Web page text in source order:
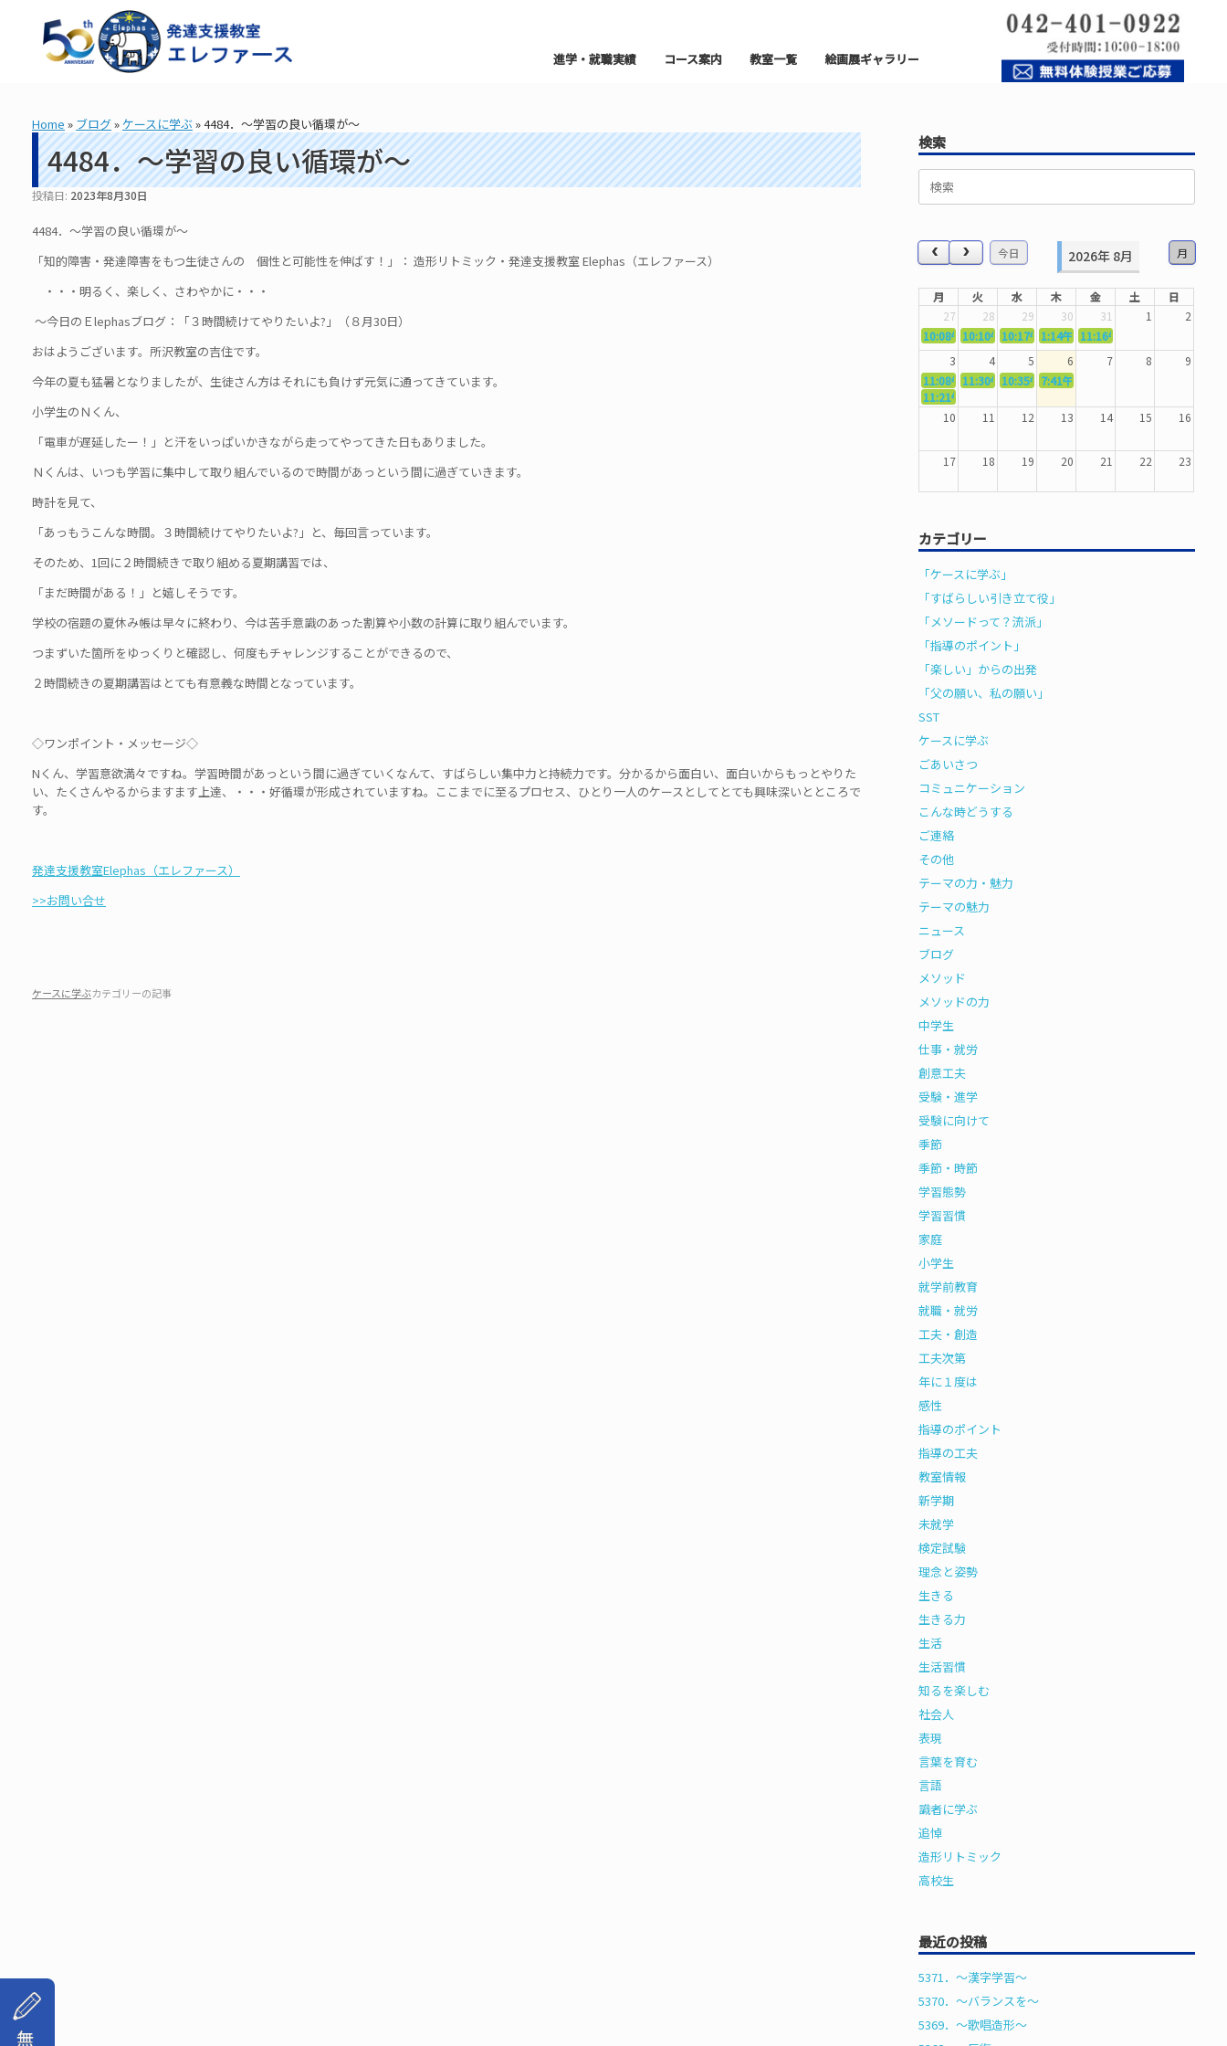
進学・就職実績 コース案内 教室一覧 絵画展ギャラリー
Home » ブログ»ケースに学ぶ »4484．～学習の良い循環が～
4484．～学習の良い循環が～
投稿日: 2023年8月30日
4484．～学習の良い循環が～
「知的障害・発達障害をもつ生徒さんの 個性と可能性を伸ばす！」： 造形リトミック・発達支援教室 Elephas（エレファース）
・・・明るく、楽しく、さわやかに・・・
～今日のＥlephasブログ：「３時間続けてやりたいよ?」（８月30日）
おはようございます。所沢教室の吉住です。
今年の夏も猛暑となりましたが、生徒さん方はそれにも負けず元気に通ってきています。
小学生のＮくん、
「電車が遅延したー！」と汗をいっぱいかきながら走ってやってきた日もありました。
Ｎくんは、いつも学習に集中して取り組んでいるので時間があっという間に過ぎていきます。
時計を見て、
「あっもうこんな時間。３時間続けてやりたいよ?」と、毎回言っています。
そのため、1回に２時間続きで取り組める夏期講習では、
「まだ時間がある！」と嬉しそうです。
学校の宿題の夏休み帳は早々に終わり、今は苦手意識のあった割算や小数の計算に取り組んでいます。
つまずいた箇所をゆっくりと確認し、何度もチャレンジすることができるので、
２時間続きの夏期講習はとても有意義な時間となっています。
◇ワンポイント・メッセージ◇
Nくん、学習意欲満々ですね。学習時間があっという間に過ぎていくなんて、すばらしい集中力と持続力です。分かるから面白い、面白いからもっとやりた
い、たくさんやるからますます上達、・・・好循環が形成されていますね。ここまでに至るプロセス、ひとり一人のケースとしてとても興味深いとところで
す。
発達支援教室Elephas（エレファース）
>>お問い合せ
ケースに学ぶカテゴリーの記事
検索
検
今日 月
2026年 8月
月 火 水 木 金 土
日
27
28 29 30 31 1
2
10:08午前5362．～国語力を〜
10:10午前5363．～自信を〜
10:17午前5364．～信じて待つ〜
1:14午後5365．～計画的に〜
11:16午前
3
4 5 6 7 8
9
11:08午前5367．～機能を育てる〜
11:30午前5369．～歌唱造形〜
10:35午前5370．～バランスを〜
7:41午前
11:21午前
10
11 12 13 14 15 16
17 18 19 20 21 22 23
31 1 2 3 4 5 6
カテゴリー
「ケースに学ぶ」
「すばらしい引き立て役」
「メソードって？流派」
「指導のポイント」
「楽しい」からの出発
「父の願い、私の願い」
SST
ケースに学ぶ
ごあいさつ
コミュニケーション
こんな時どうする
ご連絡
その他
テーマの力・魅力
テーマの魅力
ニュース
ブログ
メソッド
メソッドの力
中学生
仕事・就労
創意工夫
受験・進学
受験に向けて
季節
季節・時節
学習態勢
学習習慣
家庭
小学生
就学前教育
就職・就労
工夫・創造
工夫次第
年に１度は
感性
指導のポイント
指導の工夫
教室情報
新学期
未就学
検定試験
理念と姿勢
生きる
生きる力
生活
生活習慣
知るを楽しむ
社会人
表現
言葉を育む
言語
識者に学ぶ
追悼
造形リトミック
高校生
最近の投稿
5371．～漢字学習〜
5370．～バランスを〜
5369．～歌唱造形〜